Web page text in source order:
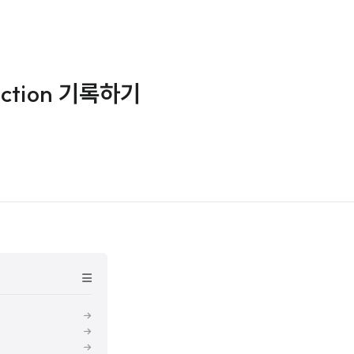
기록하기